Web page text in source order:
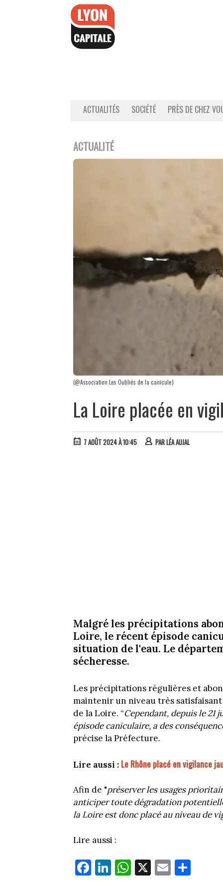
ACTUALITÉS SOCIÉTÉ PRÈS DE CHEZ
ACTUALITÉ
(@Association Les Oubliés de la canicule)
La Loire placée en
7 AOÛT 2024 À 10:45 PARLÉA AUJAL
Malgré les précipitations
Loire, le récent épisode
situation de l'eau. Le
sécheresse.
Les précipitations régulières et
maintenir un niveau très
de la Loire. “Cependant, depuis le 21
épisode caniculaire, a des
précise la Préfecture.
Lire aussi : Le Rhône placé en vigilance
Afin de "préserver les usages
anticiper toute dégradation
la Loire est donc placé au niveau de
Lire aussi :
Fa
ce
Li
nk
W
ha
X E
m